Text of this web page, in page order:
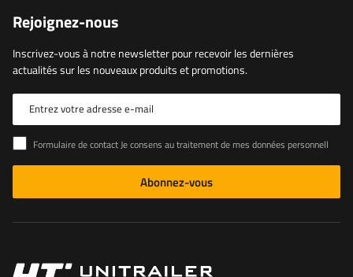
Rejoignez-nous
Inscrivez-vous à notre newsletter pour recevoir les dernières
actualités sur les nouveaux produits et promotions.
Entrez votre adresse e-mail
Formulaire de contact Je consens au traitement de mes données personnelles contenues dans le formulaire de contact conformément au règlement du Parlement européen et du Conseil (UE)
Abonnez-vous